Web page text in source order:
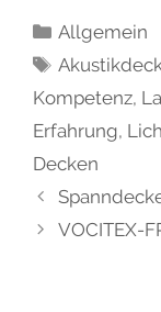
Allgemein
Kompetenz,
Erfahrung,
Decken
VOCITEX-